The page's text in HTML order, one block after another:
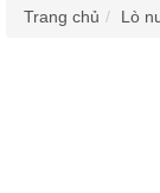
Trang chủ Lò